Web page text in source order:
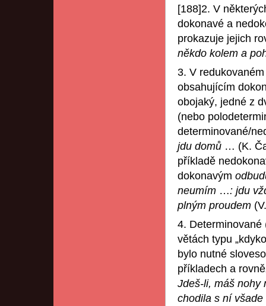
[188]2. V
dokonavé a
prokazuje jejich
někdo kolem a
3. V
obsahujícím
obojaký, jedné z
(nebo
determinované/
jdu domů … (K.
příkladě
dokonavým
neumím …: jdu
plným proudem
4. Determinované
větách typu
bylo nutné
příkladech a
Jdeš-li, máš nohy
chodila s ní všade